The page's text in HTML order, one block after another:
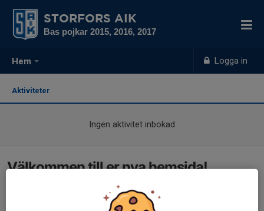
Hem Logga in
STORFORS AIK
Bas pojkar 2015, 2016, 2017
Aktiviteter
Ingen aktivitet inbokad
Välkommen till er nya hemsida!